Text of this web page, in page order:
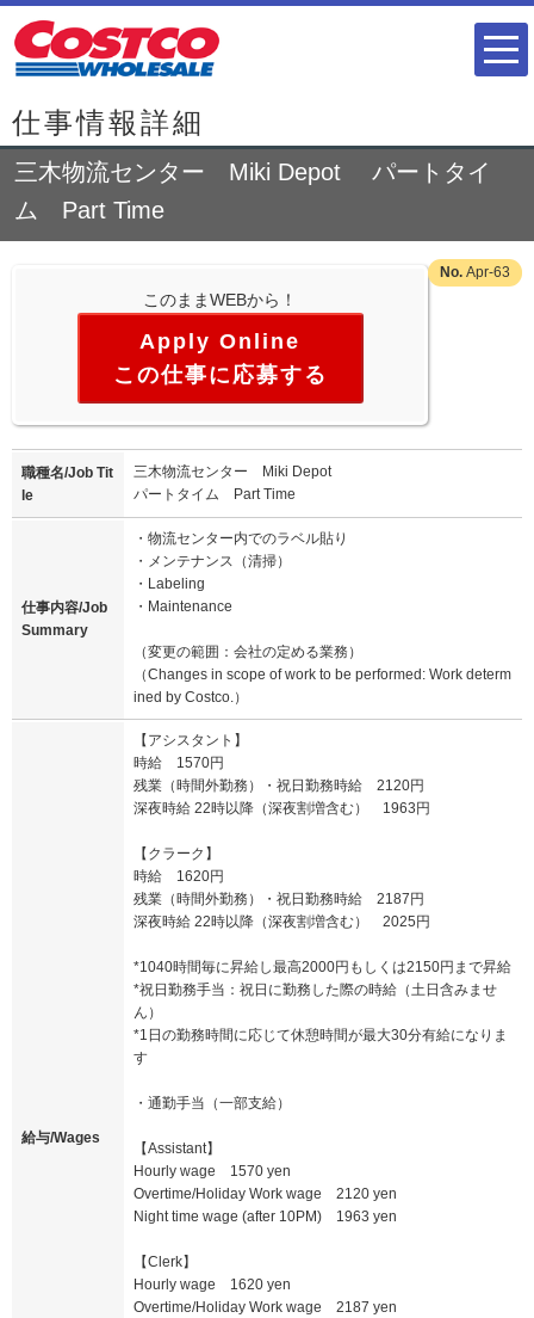
仕事情報詳細
三木物流センター Miki Depot パートタイ
ム Part Time
Apr-63
このままWEBから！
この仕事に応募する
職種名/Job Tit
le
三木物流センター Miki Depot
パートタイム Part Time
仕事内容/Job
Summary
・物流センター内でのラベル貼り
・メンテナンス（清掃）
・Labeling
・Maintenance
（変更の範囲：会社の定める業務）
（Changes in scope of work to be performed: Work determ
ined by Costco.）
給与/Wages
【アシスタント】
時給 1570円
残業（時間外勤務）・祝日勤務時給 2120円
深夜時給 22時以降（深夜割増含む） 1963円
【クラーク】
時給 1620円
残業（時間外勤務）・祝日勤務時給 2187円
深夜時給 22時以降（深夜割増含む） 2025円
*1040時間毎に昇給し最高2000円もしくは2150円まで昇給
*祝日勤務手当：祝日に勤務した際の時給（土日含みませ
ん）
*1日の勤務時間に応じて休憩時間が最大30分有給になりま
す
・通勤手当（一部支給）
【Assistant】
Hourly wage 1570 yen
Overtime/Holiday Work wage 2120 yen
Night time wage (after 10PM) 1963 yen
【Clerk】
Hourly wage 1620 yen
Overtime/Holiday Work wage 2187 yen